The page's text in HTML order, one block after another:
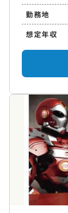
勤務地
想定年収